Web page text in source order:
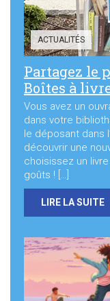
ACTUALITÉS
Partagez le
Boîtes à
Vous avez un
dans votre
le déposant dans
découvrir une
choisissez un
goûts ! […]
LIRE LA SUITE